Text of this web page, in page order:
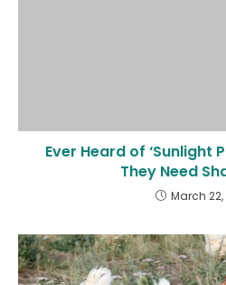
Ever Heard of ‘Sunlight
They Need
March 22,